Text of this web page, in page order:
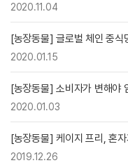
2020.11.04
[농장동물] 글로벌 체인 중식
2020.01.15
[농장동물] 소비자가 변해야
2020.01.03
[농장동물] 케이지 프리, 혼
2019.12.26